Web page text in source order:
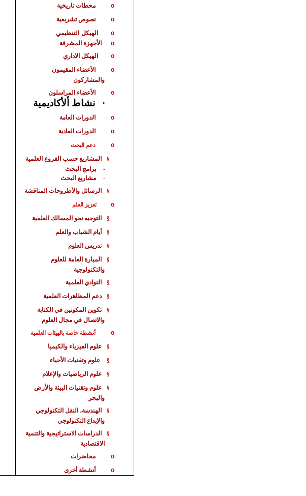
o محطات تاريخية
o نصوص تشريعية
o الهيكل التنظيمي
o الأجهزة المشرفة
o الهيكل الاداري
o
الأعضاء المقيمون
والمشاركون
o الأعضاء المراسلون
· نشاط ألأكاديمية
o الدورات العامة
o الدورات العادية
o دعم البحث
§ المشاريع حسب الفروع العلمية
- برامج البحث
- مشاريعالبحث
§ الرسائل والأطروحات المناقشة
o تعزيز العلم
§ التوجيه نحو المسالك العلمية
§ أيام الشباب والعلم
§ تدريس العلوم
§ المبارةالعامة للعلوم
والتكنولوجية
§ النوادي العلمية
§ دعم المظاهرات العلمية
§
تكوين المكونين في الكتابة
والاتصال في مجال العلوم
o أنشطة خاصة بالهيئات العلمية
§ علوم الفيزياء والكيميا
§ علوم وتقنيات الأحياء
§ علوم الرياضيات والإعلام
§
علوم وتقنيات البيئة والأرض
والبحر
§
الهندسة، النقل التكنولوجي
والإبداع التكنولوجي
§ الدراسات الاستراتيجية والتنمية
الاقتصادية
o محاضرات
o أنشطة أخرى